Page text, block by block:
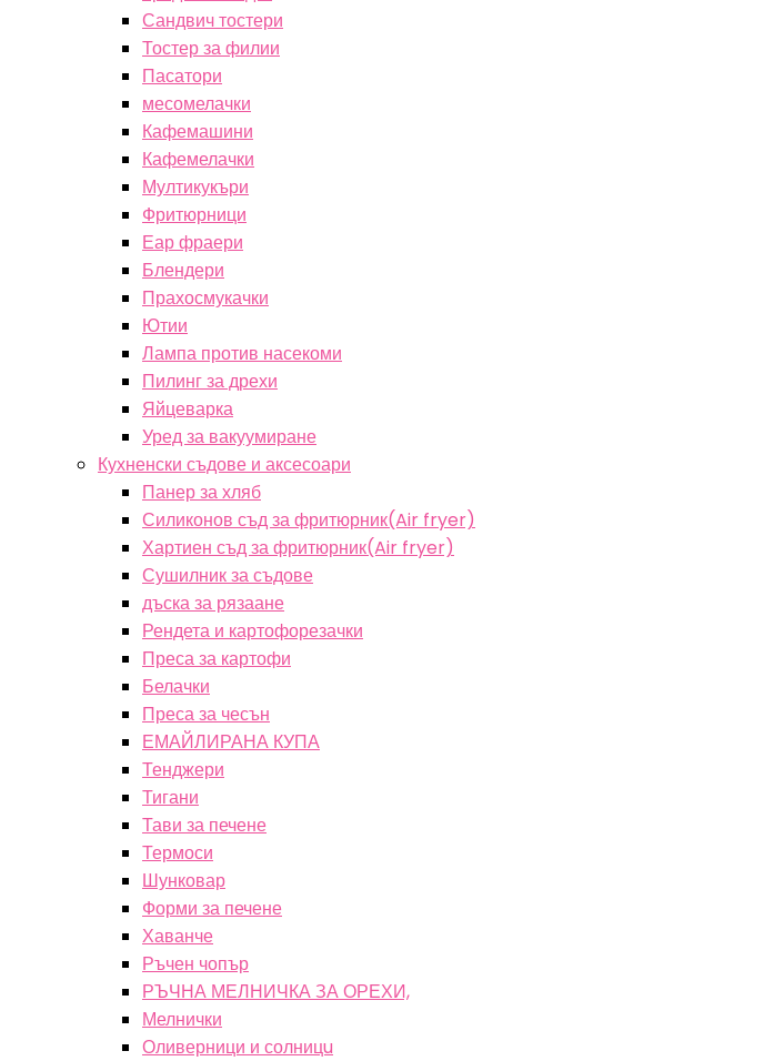
Сандвич тостери
Тостер за филии
Пасатори
месомелачки
Кафемашини
Кафемелачки
Мултикукъри
Фритюрници
Еар фраери
Блендери
Прахосмукачки
Ютии
Лампа против насекоми
Пилинг за дрехи
Яйцеварка
Уред за вакуумиране
Кухненски съдове и аксесоари
Панер за хляб
Силиконов съд за фритюрник(Air fryer)
Хартиен съд за фритюрник(Air fryer)
Сушилник за съдове
дъска за рязаане
Рендета и картофорезачки
Преса за картофи
Белачки
Преса за чесън
ЕМАЙЛИРАНА КУПА
Тенджери
Тигани
Тави за печене
Термоси
Шунковар
Форми за печене
Хаванче
Ръчен чопър
РЪЧНА МЕЛНИЧКА ЗА ОРЕХИ,
Мелнички
Оливерници и солницu